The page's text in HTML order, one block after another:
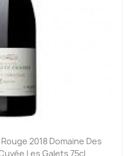
Rouge 2018 Domaine Des
Les Galets 75cl